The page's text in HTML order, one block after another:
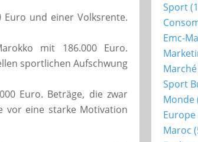
Euro und einer Volksrente.
mit 186.000 Euro.
sportlichen Aufschwung
Euro. Beträge, die zwar
vor eine starke Motivation
Sport
Emc-
Marché
Sport
Monde
Europe
Maroc